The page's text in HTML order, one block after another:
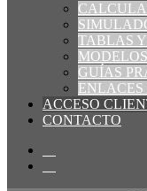
TABLAS
MODELOS
GUÍAS
ENLACES
ACCESO
CONTACTO